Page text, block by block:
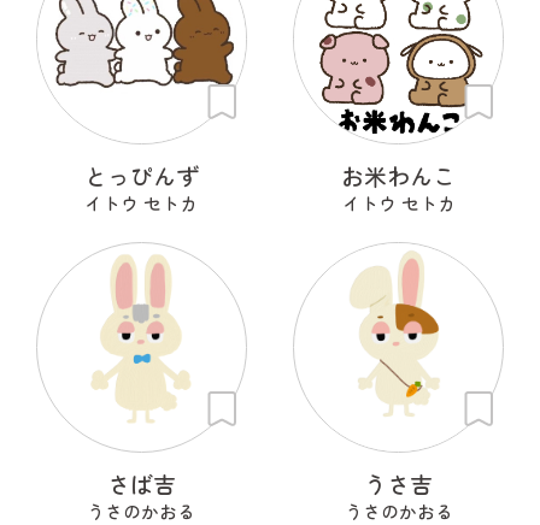
とっぴんず
イトウ セトカ
お米わんこ
イトウ セトカ
さば吉
うさのかおる
うさ吉
うさのかおる